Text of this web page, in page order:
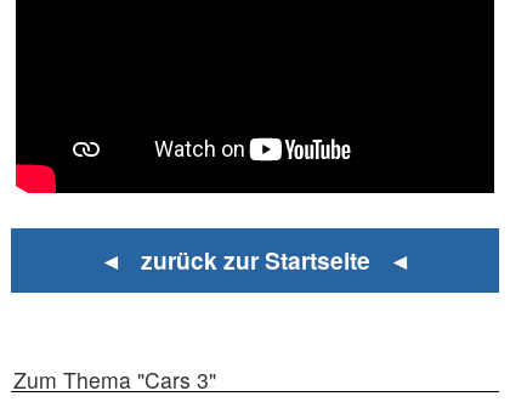
◄ zurück zur Startseite ◄
Zum Thema "Cars 3"